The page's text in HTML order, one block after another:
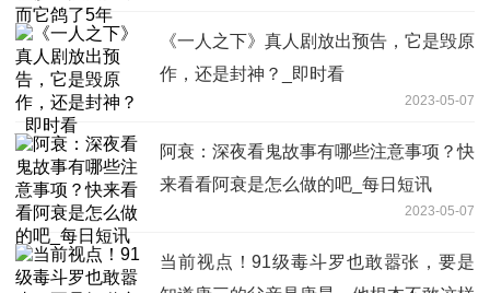
《一人之下》真人剧放出预告，它是毁原
作，还是封神？_即时看
2023-05-07
阿衰：深夜看鬼故事有哪些注意事项？快
来看看阿衰是怎么做的吧_每日短讯
2023-05-07
当前视点！91级毒斗罗也敢嚣张，要是